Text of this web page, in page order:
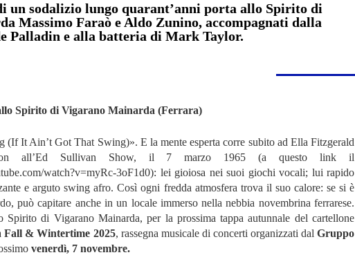
un sodalizio lungo quarant’anni porta allo Spirito di
Massimo Faraò e Aldo Zunino, accompagnati dalla
Palladin e alla batteria di Mark Taylor.
Spirito di Vigarano Mainarda (Ferrara)
(If It Ain’t Got That Swing)». E la mente esperta corre subito ad Ella Fitzgerald
all’Ed Sullivan Show, il 7 marzo 1965 (a questo link il
watch?v=myRc-3oF1d0): lei gioiosa nei suoi giochi vocali; lui rapido
e arguto swing afro. Così ogni fredda atmosfera trova il suo calore: se si è
può capitare anche in un locale immerso nella nebbia novembrina ferrarese.
Spirito di Vigarano Mainarda, per la prossima tappa autunnale del cartellone
Fall & Wintertime 2025, rassegna musicale di concerti organizzati dalGruppo
venerdì, 7 novembre.